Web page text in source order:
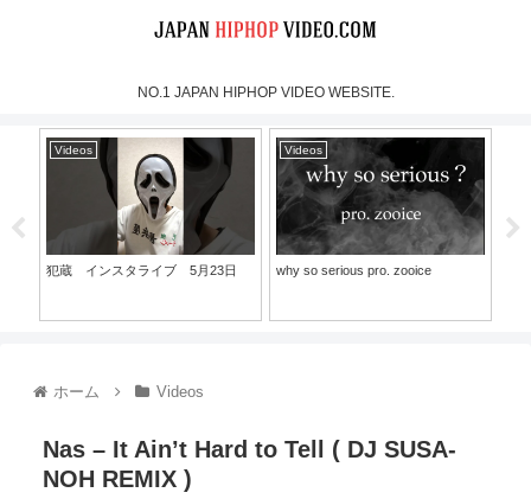
NO.1 JAPAN HIPHOP VIDEO WEBSITE.
Videos
犯蔵 インスタライブ 5月23日
Videos
why so serious pro. zooice
ホーム Videos
Nas – It Ain’t Hard to Tell ( DJ SUSA-
NOH REMIX )